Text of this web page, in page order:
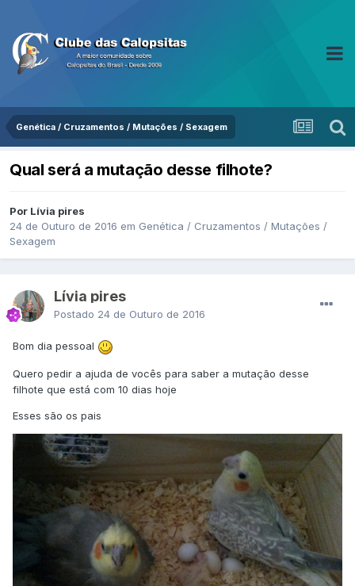
Genética / Cruzamentos / Mutações / Sexagem
Qual será a mutação desse filhote?
Por Lívia pires
24 de Outuro de 2016 em Genética / Cruzamentos / Mutações /
Sexagem
Lívia pires
Postado 24 de Outuro de 2016
Bom dia pessoal
Quero pedir a ajuda de vocês para saber a mutação desse
filhote que está com 10 dias hoje
Esses são os pais